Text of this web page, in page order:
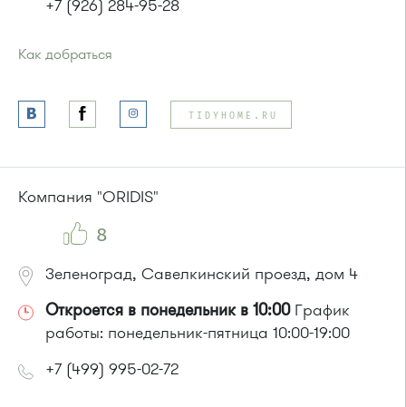
+7 (926) 284-95-28
Как добраться
Автобусы № 2, 3, 9, 11, 19, 31, 32.
Маршрутка № 409м, 419м
Автобусы № 1, 3, 8, 11, 19, 29, 32, 400, 400э.
TIDYHOME.RU
Компания "ORIDIS"
8
Зеленоград, Савелкинский проезд, дом 4
Откроется в понедельник в 10:00График
работы: понедельник-пятница 10:00-19:00
+7 (499) 995-02-72